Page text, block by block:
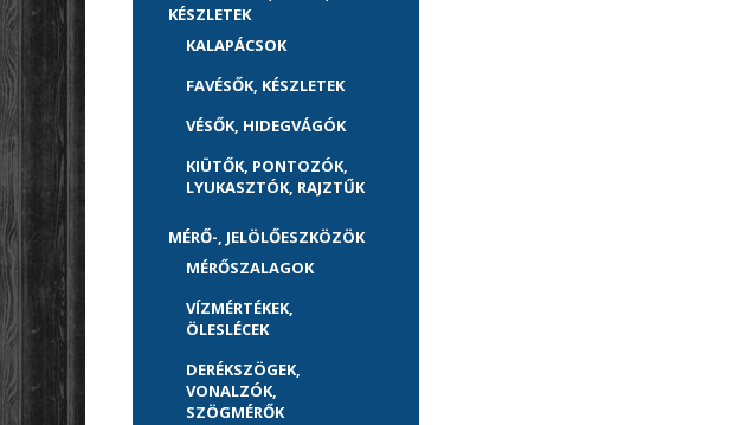
KÉSZLETEK
KALAPÁCSOK
FAVÉSŐK, KÉSZLETEK
VÉSŐK, HIDEGVÁGÓK
KIÜTŐK, PONTOZÓK,
LYUKASZTÓK, RAJZTŰK
MÉRŐ-, JELÖLŐESZKÖZÖK
MÉRŐSZALAGOK
VÍZMÉRTÉKEK,
ÖLESLÉCEK
DERÉKSZÖGEK,
VONALZÓK,
SZÖGMÉRŐK